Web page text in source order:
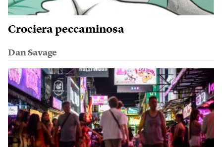
Crociera peccaminosa
Dan Savage